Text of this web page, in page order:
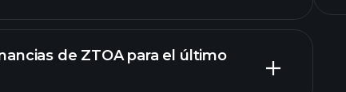
de ZTOA para el último